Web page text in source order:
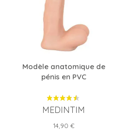
Modèle anatomique de
pénis en PVC
MEDINTIM
Prix
14,90 €